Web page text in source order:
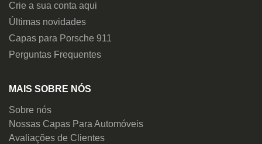
Crie a sua conta aqui
Últimas novidades
Capas para Porsche 911
Perguntas Frequentes
MAIS SOBRE NÓS
Sobre nós
Nossas Capas Para Automóveis
Avaliações de Clientes